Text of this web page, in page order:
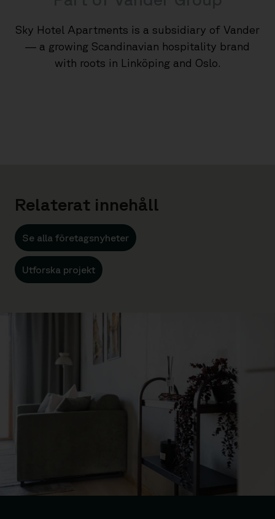
Sky Hotel Apartments is a subsidiary of Vander
— a growing Scandinavian hospitality brand
with roots in Linköping and Oslo.
Relaterat innehåll
Se alla företagsnyheter
Utforska projekt